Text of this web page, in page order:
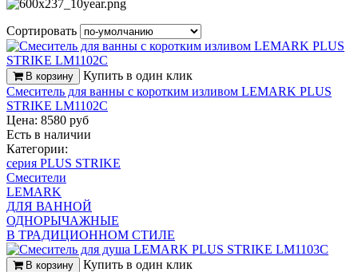
Сортировать
В корзину
Купить в один клик
Смеситель для ванны с коротким изливом LEMARK PLUS
STRIKE LM1102C
Цена: 8580 руб
Есть в наличии
Категории:
серия PLUS STRIKE
Смесители
LEMARK
ДЛЯ ВАННОЙ
ОДНОРЫЧАЖНЫЕ
В ТРАДИЦИОННОМ СТИЛЕ
В корзину
Купить в один клик